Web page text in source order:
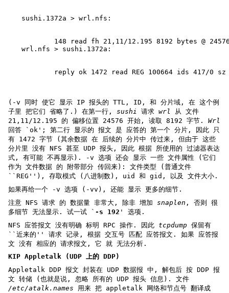
sushi.1372a > wrl.nfs:
148 read fh 21,11/12.195 8192 bytes @
wrl.nfs > sushi.1372a:
reply ok 1472 read REG 100664 ids 417/0 sz
(-v 同时 使它 显示 IP 报头的 TTL, ID, 和 分片域, 在 这个例
子里 把它们 省略了.) 在第一行, sushi 请求 wrl 从 文件
21,11/12.195 的 偏移位置 24576 开始, 读取 8192 字节. Wrl
回答 `ok'; 第二行 显示的 报文 是 应答的 第一个 分片, 因此 只
有 1472 字节 (其余数据 在 后续的 分片中 传过来, 但由于 这些
分片里 没有 NFS 甚至 UDP 报头, 因此 根据 所使用的 过滤器表达
式, 有可能 不再显示). -v 选项 还会 显示 一些 文件属性 (它们
作为 文件数据 的 附带部分 传回来): 文件类型 (普通文件
``REG''), 存取模式 (八进制数), uid 和 gid, 以及 文件大小.
如果再给一个 -v 选项 (-vv), 还能 显示 更多的细节.
注意 NFS 请求 的 数据量 非常大, 除非 增加 snaplen , 否则 很
多细节 无法显示. 试一试 ` -s 192 ' 选项.
NFS 应答报文 没有明确 标明 RPC 操作. 因此 tcpdump 保留有
``近来的'' 请求 记录, 根据 交互号 匹配 应答报文. 如果 应答报
文 没有 相应的 请求报文, 它 就 无法分析.
KIP Appletalk (UDP 上的 DDP)
Appletalk DDP 报文 封装在 UDP 数据报 中, 解包后 按 DDP 报
文 转储 (也就是说, 忽略 所有的 UDP 报头 信息). 文件
/etc/atalk.names 用来 把 appletalk 网络和节点号 翻译成